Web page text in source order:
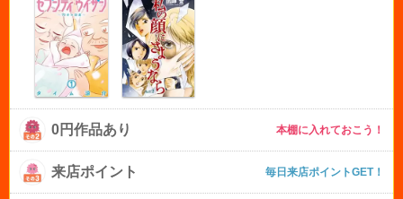
0円作品あり 本棚に入れておこう！
来店ポイント 毎日来店ポイントGET！